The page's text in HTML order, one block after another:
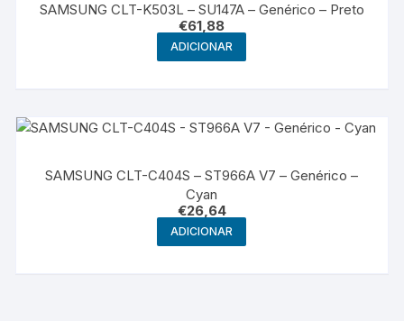
SAMSUNG CLT-K503L – SU147A – Genérico – Preto
€61,88
ADICIONAR
SAMSUNG CLT-C404S – ST966A V7 – Genérico –
Cyan
€26,64
ADICIONAR